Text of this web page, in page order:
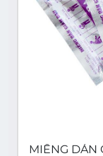
MIẾNG DÁN